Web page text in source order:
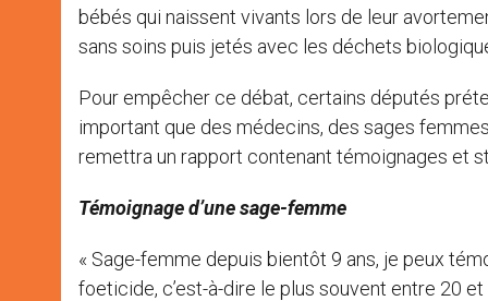
bébés qui naissent vivants lors de leur
sans soins puis jetés avec les déchets
Pour empêcher ce débat, certains députés
important que des médecins, des sages
remettra un rapport contenant témoignages et
Témoignage d’une sage-femme
« Sage-femme depuis bientôt 9 ans, je peux
foeticide, c’est-à-dire le plus souvent entre 20